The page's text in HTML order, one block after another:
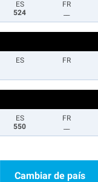
ES
524
FR
ES FR
ES
550
FR
Cambiar de país